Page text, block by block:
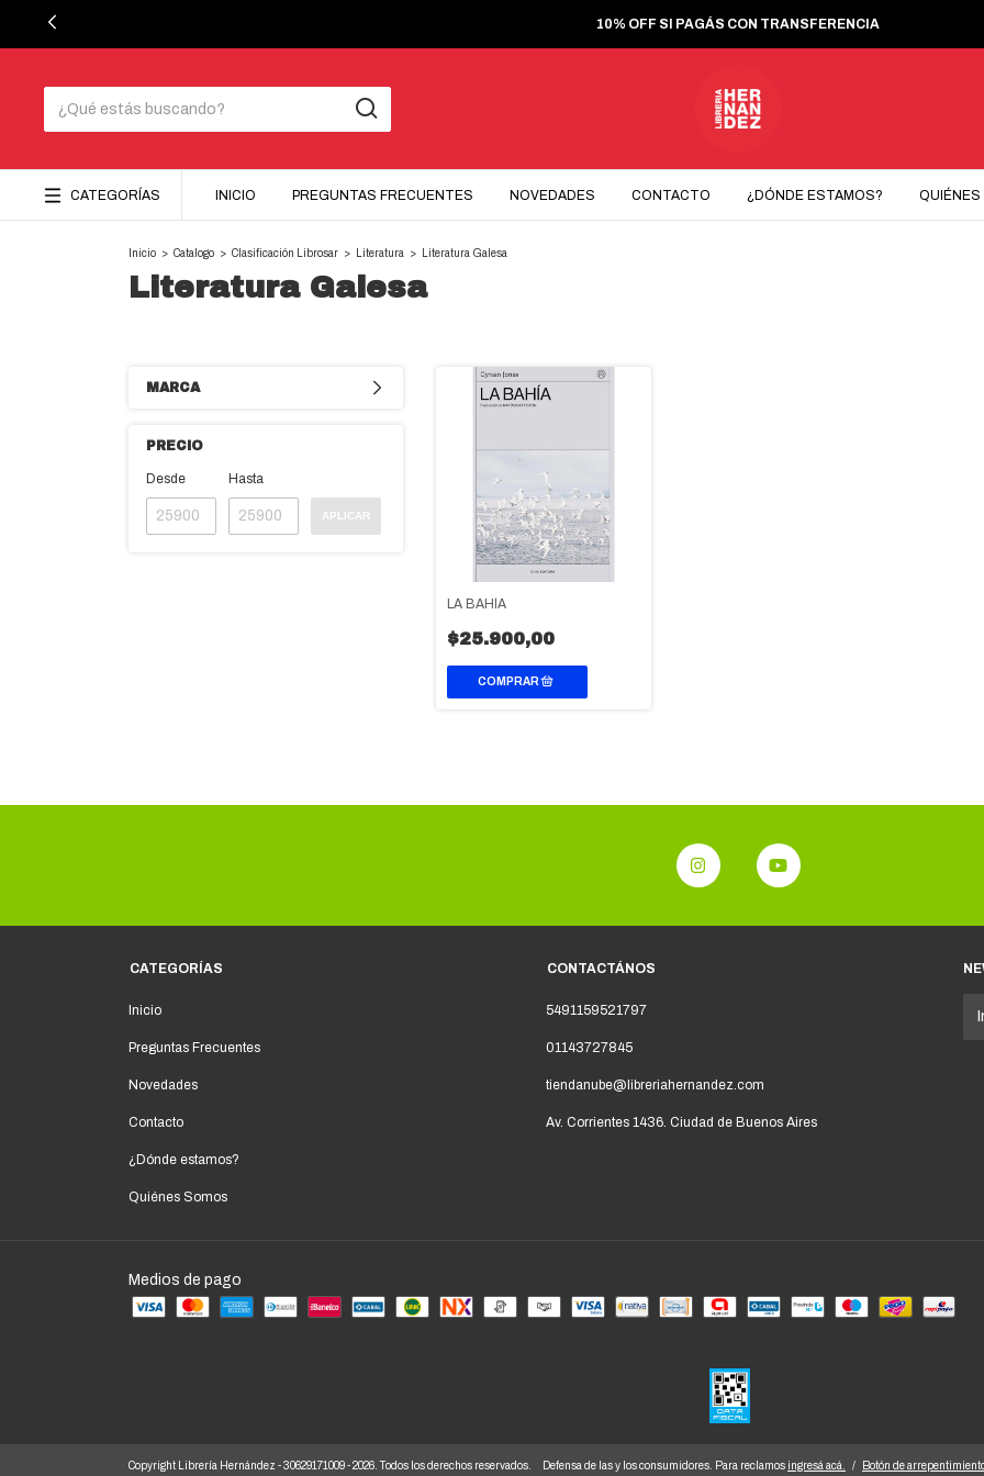
10% OFF SI PAGÁS CON TRANSFERENCIA
CATEGORÍAS INICIO PREGUNTAS FRECUENTES NOVEDADES CONTACTO ¿DÓNDE ESTAMOS?
Inicio > Catalogo > Clasificación Librosar > Literatura > Literatura Galesa
Literatura Galesa
MARCA
PRECIO
Desde Hasta
APLICAR
LA BAHÍA
$25.900,00
CATEGORÍAS
Inicio
Preguntas Frecuentes
Novedades
Contacto
¿Dónde estamos?
Quiénes Somos
CONTACTÁNOS
5491159521797
01143727845
tiendanube@libreriahernandez.com
Av. Corrientes 1436. Ciudad de Buenos Aires
Medios de pago
Copyright Librería Hernández - 30629171009 - 2026. Todos los derechos reservados. Defensa de las y los consumidores. Para reclamos ingresá acá. / Botón de